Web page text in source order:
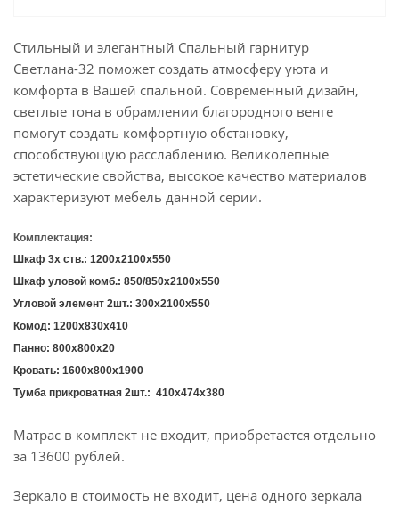
Стильный и элегантный Спальный гарнитур
Светлана-32 поможет создать атмосферу уюта и
комфорта в Вашей спальной. Современный дизайн,
светлые тона в обрамлении благородного венге
помогут создать комфортную обстановку,
способствующую расслаблению. Великолепные
эстетические свойства, высокое качество материалов
характеризуют мебель данной серии.
Комплектация:
Шкаф 3х ств.: 1200х2100х550
Шкаф уловой комб.: 850/850х2100х550
Угловой элемент 2шт.: 300х2100х550
Комод: 1200х830х410
Панно: 800х800х20
Кровать: 1600х800х1900
Тумба прикроватная 2шт.: 410х474х380
Матрас в комплект не входит, приобретается отдельно
за 13600 рублей.
Зеркало в стоимость не входит, цена одного зеркала